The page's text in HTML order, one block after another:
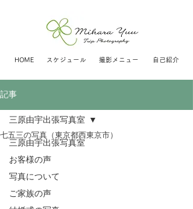
HOME スケジュール 撮影メニュー 自己紹介
記事
三原由宇出張写真室
お客様の声
写真について
ご家族の声
三原由宇出張写真室
七五三の写真（東京都西東京市）